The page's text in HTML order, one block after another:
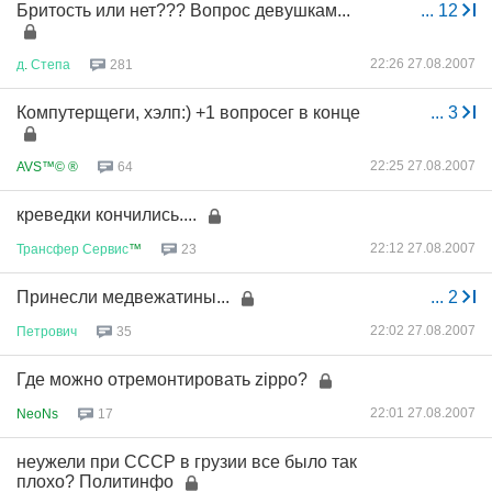
... 12
Бритость или нет??? Вопрос девушкам...
д Степа 281 22:26 27.08.2007
... 3
Компутерщеги, хэлп:) +1 вопросег в конце
AVS™© ® 64 22:25 27.08.2007
креведки кончились....
Трансфер Сервис™ 23 22:12 27.08.2007
... 2
Принесли медвежатины...
Петрович 35 22:02 27.08.2007
Где можно отремонтировать zippo?
NeoNs 17 22:01 27.08.2007
неужели при СССР в грузии все было так
плохо? Политинфо